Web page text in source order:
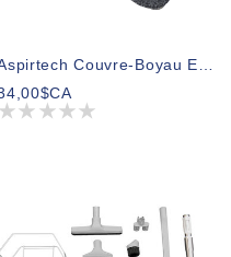
Aspirtech Couvre-Boyau En Tissu 30 Pieds